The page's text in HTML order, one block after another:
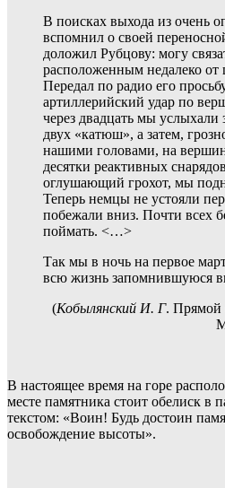
В поисках выхода из очень
вспомнил о своей
доложил Рубцову: могу
расположенным недалеко от
Передал по радио его
артиллерийский удар по
через двадцать мы услыхали
двух «катюш», а затем,
нашими головами, на
десятки реактивных
оглушающий грохот, мы
Теперь немцы не устояли
побежали вниз. Почти всех
поймать. <…>
Так мы в ночь на первое
всю жизнь запомнившуюся
(Кобылянский И. Г. Прямой
В настоящее время на горе
месте памятника стоит обелиск в
текстом: «Воин! Будь достоин
освобождение высоты».